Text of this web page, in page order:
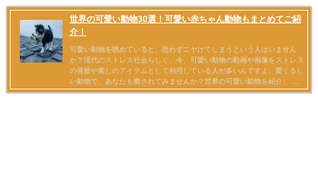
世界の可愛い動物30選！可愛い赤ちゃん動物もまとめてご紹
介！
可愛い動物を眺めていると、思わずニヤけてしまうという人はいません
か？現代のストレス社会らしく、今、可愛い動物の動画や画像をストレス
の発散や癒しのアイテムとして利用している人が多いんですよ。愛くるし
い動物で、あなたも癒されてみませんか？世界の可愛い動物を紹介してい
きます。